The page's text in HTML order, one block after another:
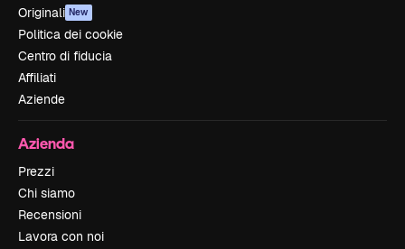
Originali New
Politica dei cookie
Centro di fiducia
Affiliati
Aziende
Azienda
Prezzi
Chi siamo
Recensioni
Lavora con noi